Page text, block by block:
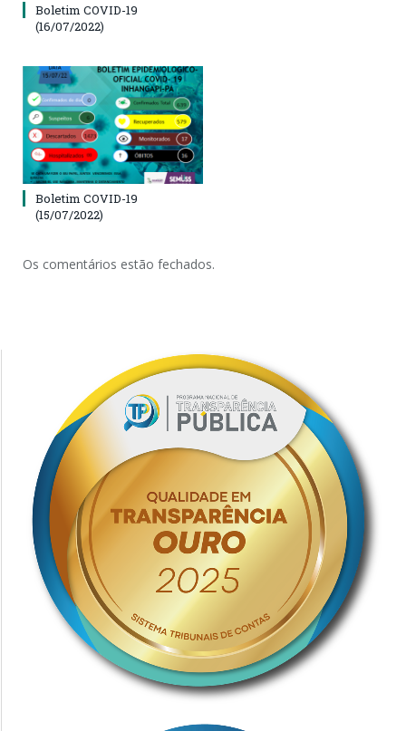
Boletim COVID-19
(16/07/2022)
Boletim COVID-19
(15/07/2022)
Os comentários estão fechados.